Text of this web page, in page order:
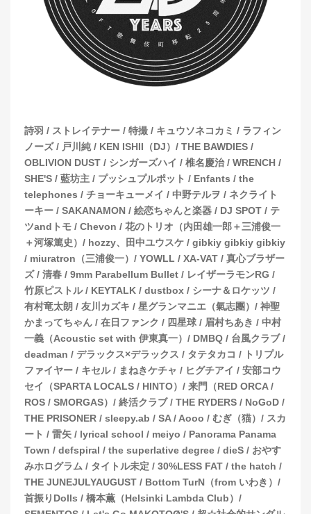
詩羽 / ストレイテナー / 特撮 / キュウソネコカミ / ラフィン
ノーズ / 戸川純 / KEN ISHII（DJ）/ THE BAWDIES /
OBLIVION DUST / シンガーズハイ / 椎名慶治 / WRENCH /
SHE'S / 藍坊主 / プッシュプルポット / Enfants / the
telephones / チョーキューメイ / 中野テルヲ / ネクライト
ーキー / SAKANAMON / 絵恋ちゃんと楽器 / DJ SPOT / テ
ツandトモ / Chevon / 花のトリオ（内田雄一郎＋三浦俊一
＋河塚篤史）/ hozzy、田中ユウスケ / gibkiy gibkiy gibkiy
/ miuratron（三浦俊一）/ YOWLL / XA-VAT / 真心ブラザー
ズ / 清春 / 9mm Parabellum Bullet / レイザーラモンRG /
竹原ピストル / KEYTALK / dustbox / シーナ＆ロケッツ /
有村竜太朗 / 友川カズキ / 星グランマニエ（氣志團）/ 神聖
かまってちゃん / 在日ファンク / 四星球 / 眉村ちあき / 中村
一義（Acoustic set with 伊東真一）/ DMBQ / 台風クラブ /
deadman / デラックス×デラックス / タテタカコ / トリプル
ファイヤー / キセル / まねきケチャ / ヒグチアイ / 安部コウ
セイ（SPARTA LOCALS / HINTO）/ 来門（RED ORCA /
ROS / SMORGAS）/ 終活クラブ / THE RYDERS / NoGoD /
THE PRISONER / sleepy.ab / SA / Aooo / むぎ（猫）/ スカ
ート / 雷矢 / lyrical school / meiyo / Panorama Panama
Town / defspiral / the superlative degree / dieS / おやす
みホログラム / タイトル未定 / 30%LESS FAT / the hatch /
THE JUNEJULYAUGUST / Bottom TurN（from いわき）/
首振りDolls / 橋本薫（Helsinki Lambda Club）/